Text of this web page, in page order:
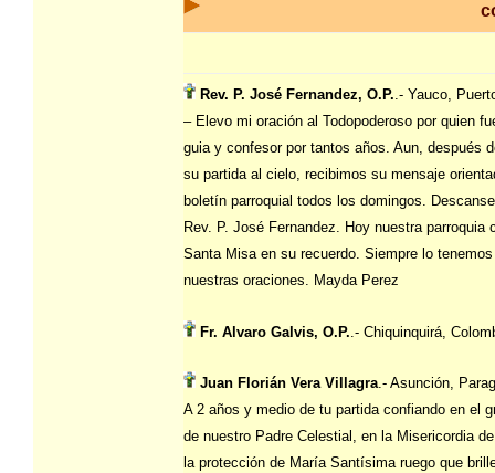
Rev. P. José Fernandez, O.P..- Yauco,
– Elevo mi oración al Todopoderoso por quien
guia y confesor por tantos años. Aun, después
su partida al cielo, recibimos su mensaje
boletín parroquial todos los domingos.
Rev. P. José Fernandez. Hoy nuestra parroquia
Santa Misa en su recuerdo. Siempre lo
nuestras oraciones. Mayda Perez
Fr. Alvaro Galvis, O.P. .- Chiquinquirá,
Juan Florián Vera Villagra.- Asunción,
A 2 años y medio de tu partida confiando en el
de nuestro Padre Celestial, en la Misericordia
la protección de María Santísima ruego que